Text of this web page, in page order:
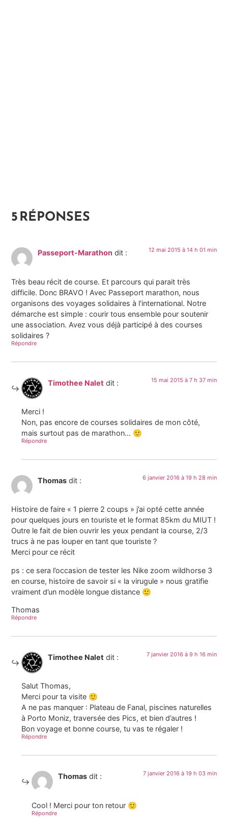
5 RÉPONSES
Passeport-Marathon dit : 12 mai 2015 à 14 h 01 min
Très beau récit de course. Et parcours qui parait très
difficile. Donc BRAVO ! Avec Passeport marathon, nous
organisons des voyages solidaires à l'international. Notre
démarche est simple : courir tous ensemble pour soutenir
une association. Avez vous déjà participé à des courses
solidaires ?
Répondre
Timothee Nalet dit : 15 mai 2015 à 7 h 37 min
Merci !
Non, pas encore de courses solidaires de mon côté,
mais surtout pas de marathon… 🙂
Répondre
Thomas dit : 6 janvier 2016 à 19 h 28 min
Histoire de faire « 1 pierre 2 coups » j’ai opté cette année
pour quelques jours en touriste et le format 85km du MIUT !
Outre le fait de bien ouvrir les yeux pendant la course, 2/3
trucs à ne pas louper en tant que touriste ?
Merci pour ce récit
ps : ce sera l’occasion de tester les Nike zoom wildhorse 3
en course, histoire de savoir si « la virugule » nous gratifie
vraiment d’un modèle longue distance 🙂
Thomas
Répondre
Timothee Nalet dit : 7 janvier 2016 à 9 h 16 min
Salut Thomas,
Merci pour ta visite 🙂
A ne pas manquer : Plateau de Fanal, piscines naturelles
à Porto Moniz, traversée des Pics, et bien d’autres !
Bon voyage et bonne course, tu vas te régaler !
Répondre
Thomas dit : 7 janvier 2016 à 19 h 03 min
Cool ! Merci pour ton retour 🙂
Répondre